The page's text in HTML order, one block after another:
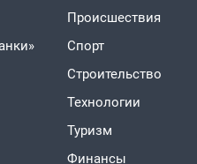
Проиcшествия
Спорт
Строительство
Технологии
Туризм
Финансы